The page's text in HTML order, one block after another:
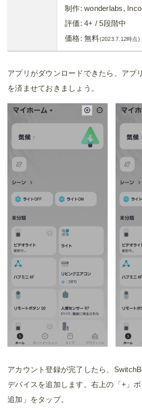
制作: wonderlabs,
評価: 4+ / 5段階中
価格: 無料(2023.7.12時点)
アプリがダウンロードできたら、アプ
を済ませておきましょう。
アカウント登録が完了したら、
デバイスを追加します。右上の「+」
追加」をタップ。